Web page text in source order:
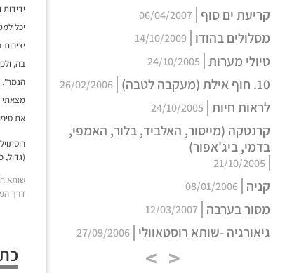
קריעת ים סוף 06/04/2007
מסלולים בהודו 14/10/2009
טיולי מערות 24/10/2005
10. חוף אילת (מעקבה לטבה) 26/02/2006
לראות חיות 24/10/2005
קרנטקה (מייסור, האלביד, בלור, האמפי,
בדמי, ביג'אפור)
21/10/2005
קניה 08/01/2006
מסור בערבה 12/03/2007
גיאורגיה -שותא רוסטאוולי 27/09/2006
<
>
יכל
בה,
הנמר".
מצאתי
את
(גדול,
שותא
דרך